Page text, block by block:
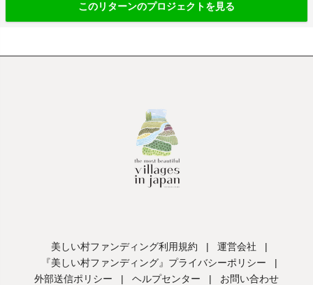
このリターンのプロジェクトを見る
美しい村ファンディング利用規約 | 運営会社
|
『美しい村ファンディング』プライバシーポリシー
|
外部送信ポリシー
| ヘルプセンター | お問い合わせ